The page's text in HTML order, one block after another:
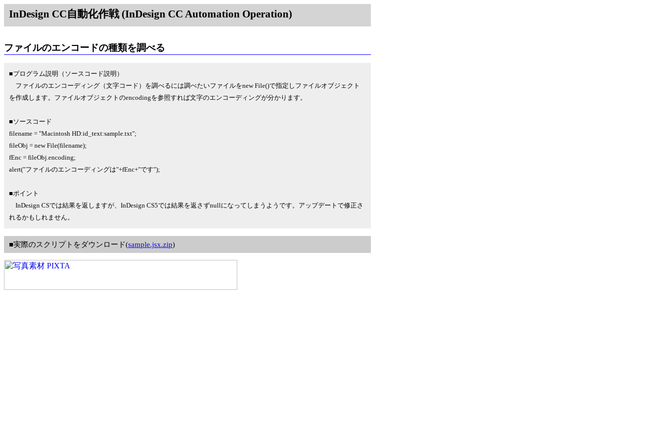
InDesign CC自動化作戦 (InDesign CC Automation Operation)
ファイルのエンコードの種類を調べる
■プログラム説明（ソースコード説明）
ファイルのエンコーディング（文字コード）を調べるには調べたいファイルをnew File()で指定しファイルオブジェクト
を作成します。ファイルオブジェクトのencodingを参照すれば文字のエンコーディングが分かります。
■ソースコード
filename = "Macintosh HD:id_text:sample.txt";
fileObj = new File(filename);
fEnc = fileObj.encoding;
alert("ファイルのエンコーディングは"+fEnc+"です");
■ポイント
InDesign CSでは結果を返しますが、InDesign CS5では結果を返さずnullになってしまうようです。アップデートで修正さ
れるかもしれません。
■実際のスクリプトをダウンロード(sample.jsx.zip)